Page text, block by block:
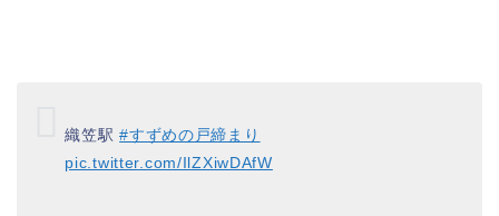
織笠駅#すずめの戸締まり
pic.twitter.com/IlZXiwDAfW